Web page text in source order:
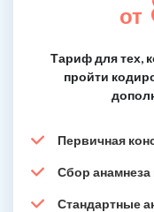
от
Тариф для тех,
пройти
Первичная
Сбор анамнеза
Стандартные